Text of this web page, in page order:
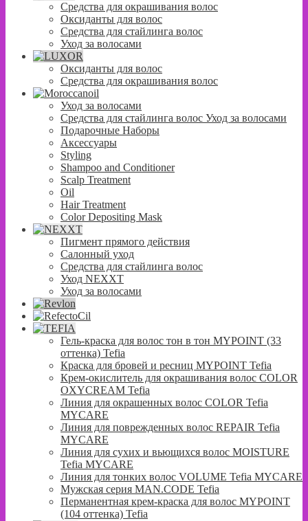
Средства для окрашивания волос
Оксиданты для волос
Средства для стайлинга волос
Уход за волосами
Оксиданты для волос
Средства для окрашивания волос
Уход за волосами
Средства для стайлинга волос Уход за волосами
Подарочные Наборы
Аксессуары
Styling
Shampoo and Conditioner
Scalp Treatment
Oil
Hair Treatment
Color Depositing Mask
Пигмент прямого действия
Салонный уход
Средства для стайлинга волос
Уход NEXXT
Уход за волосами
Гель-краска для волос тон в тон MYPOINT (33
оттенка) Tefia
Краска для бровей и ресниц MYPOINT Tefia
Крем-окислитель для окрашивания волос COLOR
OXYCREAM Tefia
Линия для окрашенных волос COLOR Tefia
MYCARE
Линия для поврежденных волос REPAIR Tefia
MYCARE
Линия для сухих и вьющихся волос MOISTURE
Tefia MYCARE
Линия для тонких волос VOLUME Tefia MYCARE
Мужская серия MAN.CODE Tefia
Перманентная крем-краска для волос MYPOINT
(104 оттенка) Tefia